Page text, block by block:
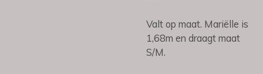
Valt op maat. Mariëlle is
1,68m en draagt maat
S/M.